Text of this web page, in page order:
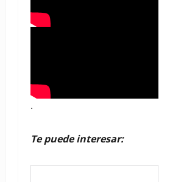
.
Te puede interesar: